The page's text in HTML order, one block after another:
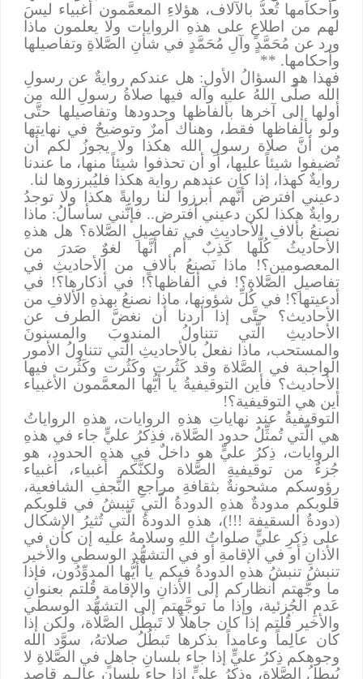
وأحكامها تُعدُّ بالآلاف، هؤلاءِ المعمَّمون أغبياء ليسَ
لهم من اطلاعٍ على هذهِ الروايات ولا يعلمون ماذا
ورد عن مُحَمَّدٍ وآلِ مُحَمَّدٍ في شأنِ الصَّلاةِ وتفاصيلها
وأحكامها. **
فهذا هو السؤالُ الأول: هل عندكم روايةٌ عن رسولِ
الله صلَّى اللهُ عليه وآله فيها صلاةُ رسولِ الله من
أولها إلى آخرها بألفاظها وحدودها وتفاصيلها حتَّى
ولو بألفاظها فقط، وهناك أمرٌ وتوضيحٌ في نهايتها
من أنَّ صلاة رسولِ الله هكذا ولا يجوزُ لكم أن
تُضيفوا شيئاً عليها، أو أن تحذفوا شيئاً منها، ما عندنا
روايةٌ كهذا، إذا كان عندهم رواية هكذا فليُبرزوها لنا.
دعيني افترض أنَّهم أبرزوا لنا روايةً هكذا ولا توجدُ
روايةٌ هكذا لكن دعيني أفترض.. فإنَّني سأسألُ: ماذا
نصنعُ بألافِ الأحاديثِ في تفاصيلِ الصَّلاة؟ هل هذهِ
الأحاديثُ كُلُّها كَذِبٌ أم أنَّها لغوٌ صَدرَ من
المعصومين؟! ماذا نَصنعُ بألافٍ من الأحاديثِ في
تفاصيلِ الصَّلاة؟! في ألفاظها؟! في أذكارها؟! في
أدعيتها؟! في كُلِّ شؤونها، ماذا نصنعُ بهذهِ الألافِ من
الأحاديث؟ حتَّى إذا أردنا أن نغضَّ الطرف عن
الأحاديثِ الَّتي تتناولُ المندوبَ والمسنونَ
والمستحب، ماذا نفعلُ بالأحاديثِ الَّتي تتناولُ الأمور
الواجبة في الصَّلاة وقد كَثُرت وكَثُرت وكَثُرت فيها
الأحاديث؟ فأين التوقيفيةُ يا أيُّها المعمَّمون الأغبياء
أين هي التوقيفية؟!
التوقيفيةُ عند نهاياتِ هذهِ الروايات، هذهِ الرواياتُ
هي الَّتي تُمثِّلُ حدود الصَّلاة، فذِكرُ عليٍّ جاء في هذهِ
الروايات، ذِكرُ عليٍّ هو داخلٌ في هذهِ الحدود، هو
جُزءٌ من توقيفيةِ الصَّلاة ولكنَّكم أغبياء، أغبياء
رؤوسكم مشحونةٌ بثقافةِ مراجعِ النَّجفِ الشافعية،
قلوبكم مدودةٌ هذهِ الدودةُ الَّتي تَنبشُ في قلوبكم
(دودةُ السقيفة !!!)، هذهِ الدودةُ الَّتي تُثيرُ الإشكال
على ذِكرِ عليٍّ صلواتُ اللهِ وسلامهُ عليه إن كان في
الأذانِ أو في الإقامةِ أو في التشهُّد الوسطي والأخير
تنبشُ تنبشُ هذهِ الدودةُ فيكم يا أيُّها المدوِّدُون، فإذا
ما وجَّهتم أنظاركم إلى الأذانِ والإقامة قُلتم بعنوانِ
عَدمِ الجُزئية، وإذا ما توجَّهتم إلى التشهُّد الوسطي
والأخير قُلتم إذا كان جاهلاً لا تَبطُل الصَّلاة، ولكن إذا
كان عالِماً وعامداً بذكرها تَبطُلُ صلاتهُ، سوَّد الله
وجوهكم ذِكرُ عليٍّ إذا جاء بلسانِ جاهلٍ في الصَّلاةِ لا
يُبطلُ الصَّلاة، وذِكرُ عليٍّ إذا جاء بلسانِ عالِـمٍ قاصدٍ